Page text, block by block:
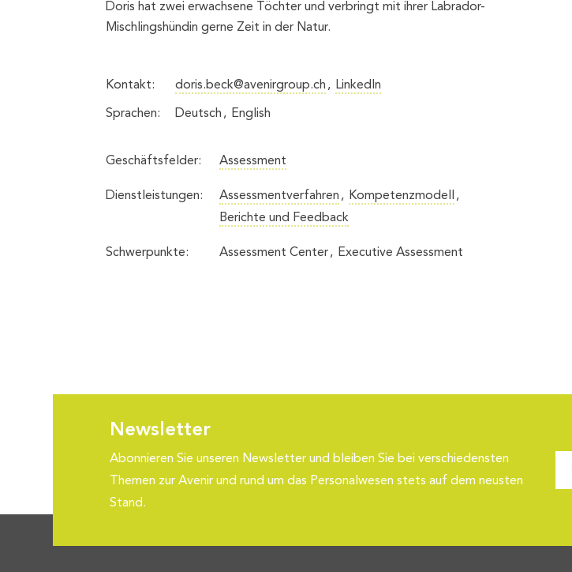
Doris hat zwei erwachsene Töchter und verbringt mit ihrer Labrador-
Mischlingshündin gerne Zeit in der Natur.
Kontakt: doris.beck@avenirgroup.ch LinkedIn
Sprachen: Deutsch English
Geschäftsfelder: Assessment
Dienstleistungen: Assessmentverfahren
Kompetenzmodell
Berichte und Feedback
Schwerpunkte: Assessment Center Executive Assessment
Newsletter
Abonnieren Sie unseren Newsletter und bleiben Sie bei verschiedensten
Themen zur Avenir und rund um das Personalwesen stets auf dem neusten
Stand.